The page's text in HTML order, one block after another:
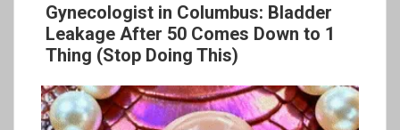
Gynecologist in Columbus: Bladder
Leakage After 50 Comes Down to 1
Thing (Stop Doing This)